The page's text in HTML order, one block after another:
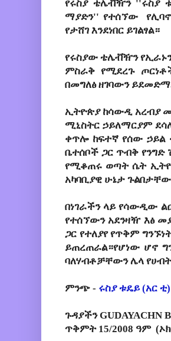
የሩስያ ቴሌቭዥን ''ሩስያ
ማያድን'' የተሰኘው
የታሸገ እንደነበር ይገልፃል።
የሩስያው ቴሌቭዥን
ምስራቅ የሚደረጉ
በመግለፅ ዘገባውን
ኢትዮጵያ ከሳውዲ አረብያ
ሚኒስትር ኃይለማርያም
ቀጥሎ ከፍተኛ የሰው ኃይል
ቤተሰቦች ጋር ጥብቅ የንግድ
የሚቆጠሩ ወጣት ሴት
አካባቢያዊ ሁኔታ
በነገራችን ላይ የሳውዲው
የተሰኘውን አደንዛዥ እፅ
ጋር የተለያየ የጥቅም
ይጠረጠራል።የሆነው ሆኖ
ባለሃብቶቻቸውን ሌላ
ምንጭ - ሩስያ ቱዴይ (አር ቲ)
ጉዳያችን GUDAYACHN
ጥቅምት 15/2008 ዓም